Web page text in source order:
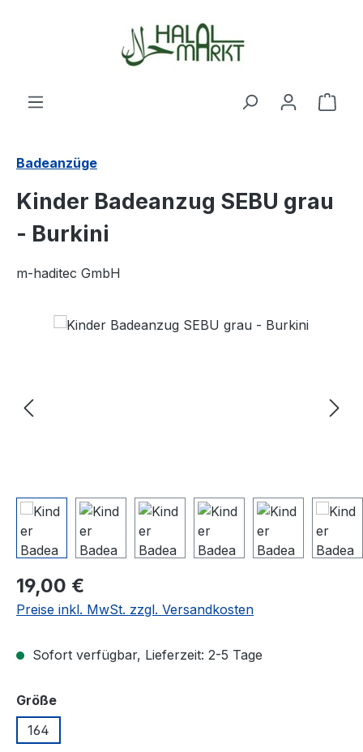
Badeanzüge
Kinder Badeanzug SEBU grau
- Burkini
m-haditec GmbH
Bildergalerie überspringen
Regulärer Preis:
19,00 €
Preise inkl. MwSt. zzgl. Versandkosten
Sofort verfügbar, Lieferzeit: 2-5 Tage
Größeauswählen
164